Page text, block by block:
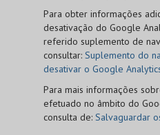
Para obter informações
desativação do Google
referido suplemento de
consultar: Suplemento do
desativar o Google
Para mais informações
efetuado no âmbito do
consulta de: Salvaguardar